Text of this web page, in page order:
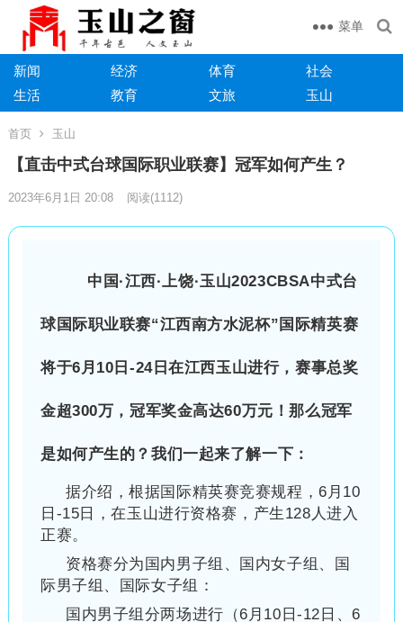
菜单
新闻 经济 体育
社会
生活
教育 文旅 玉山
首页 玉山
【直击中式台球国际职业联赛】冠军如何产生？
2023年6月1日 20:08 阅读(1112)
中国·江西·上饶·玉山2023CBSA中式台
球国际职业联赛“江西南方水泥杯”国际精英赛
将于6月10日-24日在江西玉山进行，赛事总奖
金超300万，冠军奖金高达60万元！那么冠军
是如何产生的？我们一起来了解一下：
据介绍，根据国际精英赛竞赛规程，6月10
日-15日，在玉山进行资格赛，产生128人进入
正赛。
资格赛分为国内男子组、国内女子组、国
际男子组、国际女子组：
国内男子组分两场进行（6月10日-12日、6